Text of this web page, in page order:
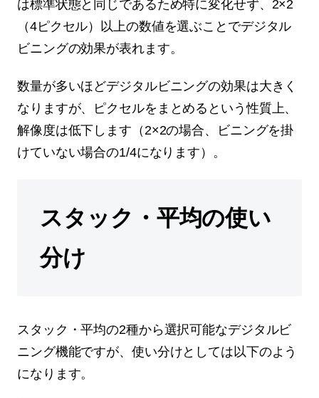
は標準状態と同じであるため特に変化せず、2×2
（4ピクセル）以上の数値を選ぶことでデジタル
ビニングの効果が表れます。
数量が多いほどデジタルビニングの効果は大きく
なりますが、ピクセルをまとめるという性質上、
解像度は低下します（2×2の場合、ビニングを掛
けていない場合の1/4になります）。
スタック・平均の使い
分け
スタック・平均の2種から選択可能なデジタルビ
ニング機能ですが、使い分けとしては以下のよう
になります。